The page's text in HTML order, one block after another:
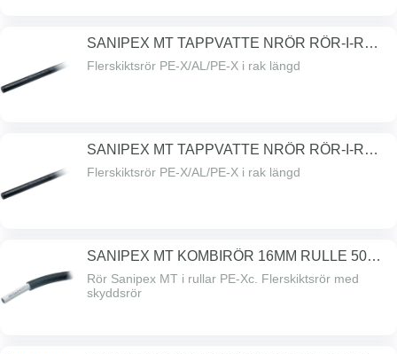
SANIPEX MT TAPPVATTE NRÖR RÖR-I-RÖR
26MM
Flerskiktsrör PE-X/AL/PE-X i rak längd
SANIPEX MT TAPPVATTE NRÖR RÖR-I-RÖR
32MM
Flerskiktsrör PE-X/AL/PE-X i rak längd
SANIPEX MT KOMBIRÖR 16MM RULLE 50M
PN10
Rör Sanipex MT i rullar PE-Xc. Flerskiktsrör med
skyddsrör